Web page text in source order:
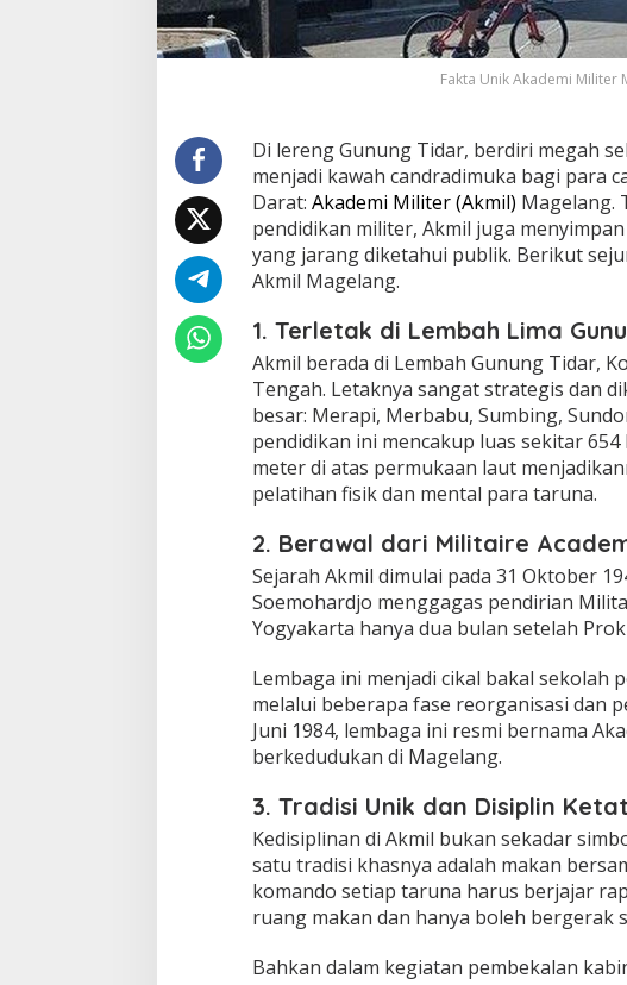
g
J
a
D
k
e
t
a
h
i
P
u
b
l
i
k
Fakta Unik Akademi Militer
Di lereng Gunung Tidar, berdiri megah
menjadi kawah candradimuka bagi para
Darat: Akademi Militer (Akmil) Magelang.
pendidikan militer, Akmil juga
yang jarang diketahui publik. Berikut
Akmil Magelang.
1. Terletak di Lembah Lima
Akmil berada di Lembah Gunung Tidar,
Tengah. Letaknya sangat strategis dan
besar: Merapi, Merbabu, Sumbing,
pendidikan ini mencakup luas sekitar
meter di atas permukaan laut
pelatihan fisik dan mental para taruna.
2. Berawal dari Militaire
Sejarah Akmil dimulai pada 31 Oktober
Soemohardjo menggagas pendirian
Yogyakarta hanya dua bulan setelah
Lembaga ini menjadi cikal bakal sekolah
melalui beberapa fase reorganisasi dan
Juni 1984, lembaga ini resmi bernama
berkedudukan di Magelang.
3. Tradisi Unik dan Disiplin Ketat
Kedisiplinan di Akmil bukan sekadar
satu tradisi khasnya adalah makan
komando setiap taruna harus berjajar
ruang makan dan hanya boleh bergerak
Bahkan dalam kegiatan pembekalan